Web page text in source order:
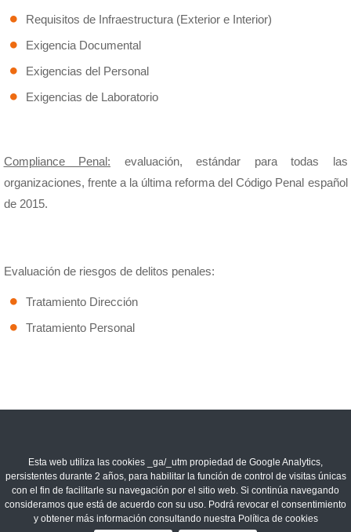
Esta web utiliza las cookies _ga/_utm propiedad de Google Analytics,
persistentes durante 2 años, para habilitar la función de control de visitas únicas
con el fin de facilitarle su navegación por el sitio web. Si continúa navegando
consideramos que está de acuerdo con su uso. Podrá revocar el consentimiento
y obtener más información consultando nuestra Política de cookies
Requisitos de Infraestructura (Exterior e Interior)
Exigencia Documental
Exigencias del Personal
Exigencias de Laboratorio
Compliance Penal: evaluación, estándar para todas las
organizaciones, frente a la última reforma del Código Penal español
de 2015.
Evaluación de riesgos de delitos penales:
Tratamiento Dirección
Tratamiento Personal